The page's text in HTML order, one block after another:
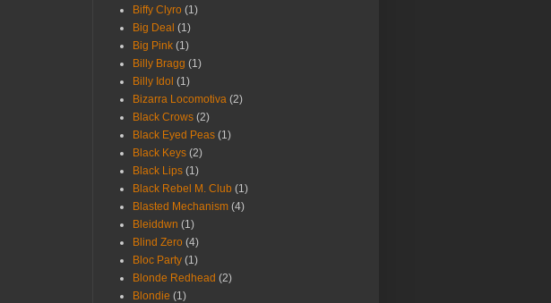
Biffy Clyro (1)
Big Deal (1)
Big Pink (1)
Billy Bragg (1)
Billy Idol (1)
Bizarra Locomotiva (2)
Black Crows (2)
Black Eyed Peas (1)
Black Keys (2)
Black Lips (1)
Black Rebel M. Club (1)
Blasted Mechanism (4)
Bleiddwn (1)
Blind Zero (4)
Bloc Party (1)
Blonde Redhead (2)
Blondie (1)